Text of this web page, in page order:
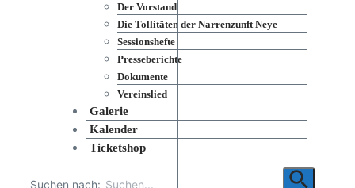
Der Vorstand
Die Tollitäten der Narrenzunft Neye
Sessionshefte
Presseberichte
Dokumente
Vereinslied
Galerie
Kalender
Ticketshop
Suchen nach: